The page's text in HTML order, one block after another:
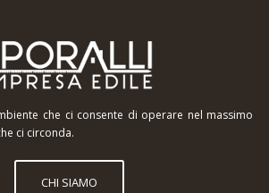
che ci consente di operare nel massimo
ci circonda.
CHI SIAMO